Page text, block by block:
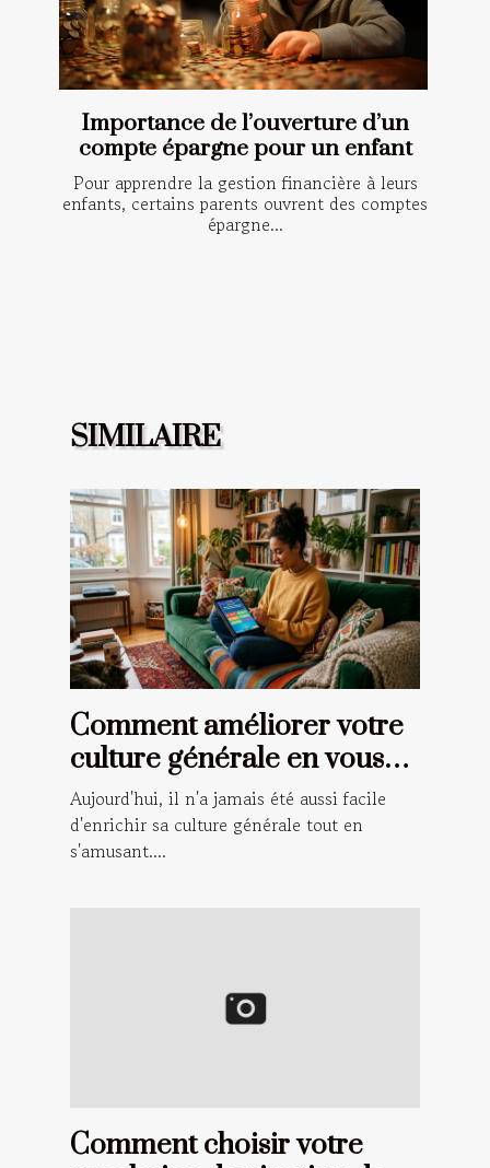
Importance de l’ouverture d’un
compte épargne pour un enfant
Pour apprendre la gestion financière à leurs
enfants, certains parents ouvrent des comptes
épargne...
SIMILAIRE
Comment améliorer votre
culture générale en vous
amusant ?
Aujourd'hui, il n'a jamais été aussi facile
d'enrichir sa culture générale tout en
s'amusant....
Comment choisir votre